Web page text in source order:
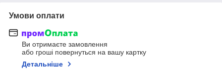
Умови оплати
Ви отримаєте замовлення
або гроші повернуться на вашу картку
Детальніше